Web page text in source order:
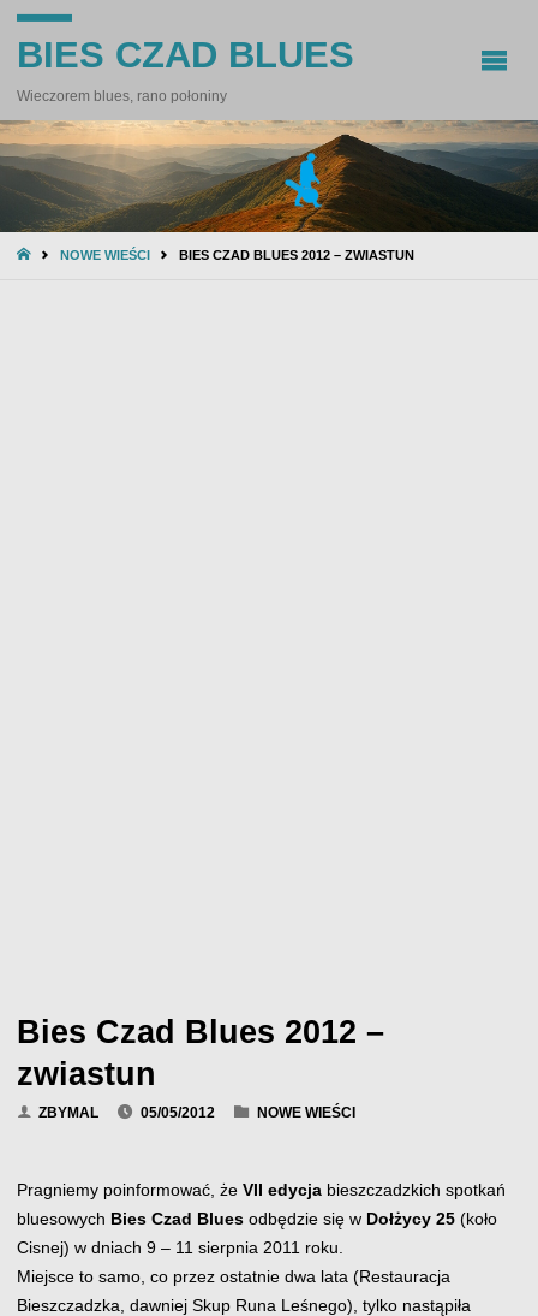
BIES CZAD BLUES
Wieczorem blues, rano połoniny
STRONANOWE WIEŚCI BIES CZAD BLUES 2012 – ZWIASTUN
Bies Czad Blues 2012 –
zwiastun
ZBYMAL 05/05/2012 NOWE WIEŚCI
Pragniemy poinformować, że VII edycjabieszczadzkich spotkań
bluesowych Bies Czad Bluesodbędzie się w Dołżycy 25(koło
Cisnej) w dniach 9 – 11 sierpnia 2011 roku.
Miejsce to samo, co przez ostatnie dwa lata (Restauracja
Bieszczadzka, dawniej Skup Runa Leśnego), tylko nastąpiła